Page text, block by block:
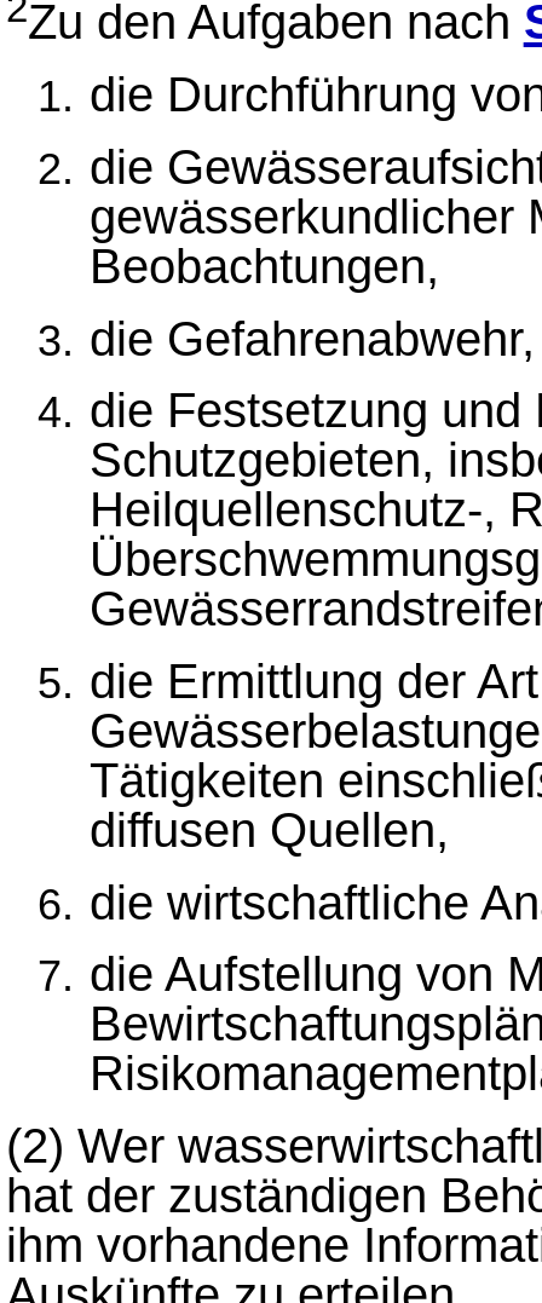
Zu den Aufgaben nach
die Durchführung
die
gewässerkundlicher
Beobachtungen,
die Gefahrenabwehr,
die Festsetzung und
Schutzgebieten,
Heilquellenschutz-,
die Ermittlung der
Tätigkeiten
diffusen Quellen,
die wirtschaftliche
die Aufstellung von
(2) Wer
hat der zuständigen
ihm vorhandene